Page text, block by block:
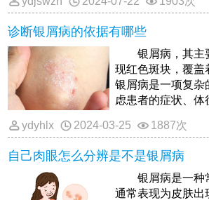
部。同时也是一种
肤病，具有顽固
屑病有明显的季节
情在春季和冬季
诊断银屑病的依据有哪些
银屑病，其主
现红色斑块，覆盖
银屑病是一项复杂
虑患者的症状、体
ydyhlx 2024-03-25 1887次
自己肉眼怎么分辨是不是银屑病
银屑病是一种常
通常表现为皮肤出